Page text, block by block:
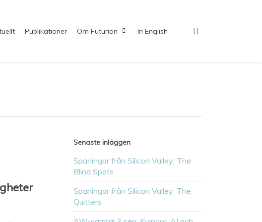
Publikationer Om Futurion In English
Senaste inläggen
Spaningar från Silicon Valley: The
Blind Spots
Spaningar från Silicon Valley: The
Quitters